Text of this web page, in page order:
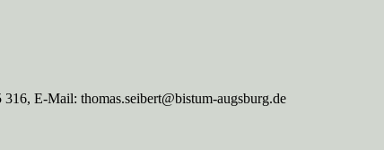
E-Mail: thomas.seibert@bistum-augsburg.de